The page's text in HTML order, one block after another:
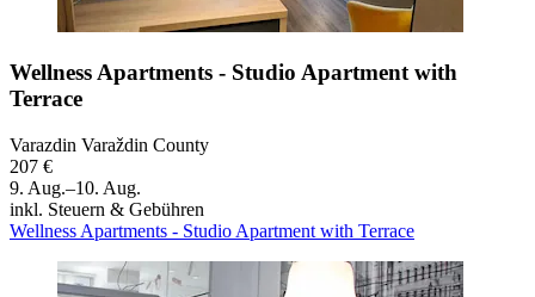
Wellness Apartments - Studio Apartment with
Terrace
Varazdin Varaždin County
207 €
9. Aug.–10. Aug.
inkl. Steuern & Gebühren
Wellness Apartments - Studio Apartment with Terrace